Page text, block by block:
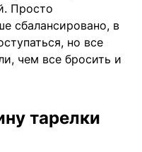
Просто
сбалансировано, в
но все
чем все бросить и
тарелки